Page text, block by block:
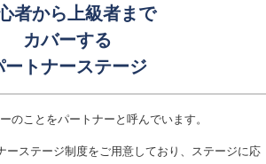
者から上級者まで
カバーする
ートナーステージ
のことをパートナーと呼んでいます。
ーステージ制度をご用意しており、ステージに応